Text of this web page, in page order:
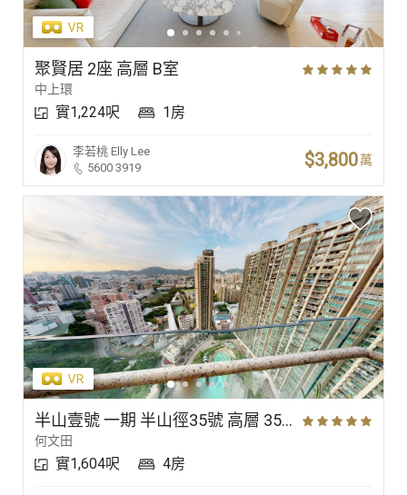
聚賢居 2座 高層 B室
中上環
實1,224呎 1房
李若桃 Elly Lee
5600 3919
$3,800萬
半山壹號 一期 半山徑35號 高層 35室
何文田
實1,604呎 4房